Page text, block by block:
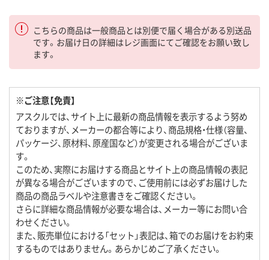
こちらの商品は一般商品とは別便で届く場合がある別送品
です。お届け日の詳細はレジ画面にてご確認をお願い致し
ます。
※ご注意【免責】
アスクルでは、サイト上に最新の商品情報を表示するよう努め
ておりますが、メーカーの都合等により、商品規格・仕様（容量、
パッケージ、原材料、原産国など）が変更される場合がございま
す。
このため、実際にお届けする商品とサイト上の商品情報の表記
が異なる場合がございますので、ご使用前には必ずお届けした
商品の商品ラベルや注意書きをご確認ください。
さらに詳細な商品情報が必要な場合は、メーカー等にお問い合
わせください。
また、販売単位における「セット」表記は、箱でのお届けをお約束
するものではありません。あらかじめご了承ください。